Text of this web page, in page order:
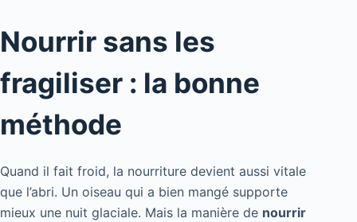
Nourrir sans les
fragiliser : la bonne
méthode
Quand il fait froid, la nourriture devient aussi vitale
que l’abri. Un oiseau qui a bien mangé supporte
mieux une nuit glaciale. Mais la manière de nourrir